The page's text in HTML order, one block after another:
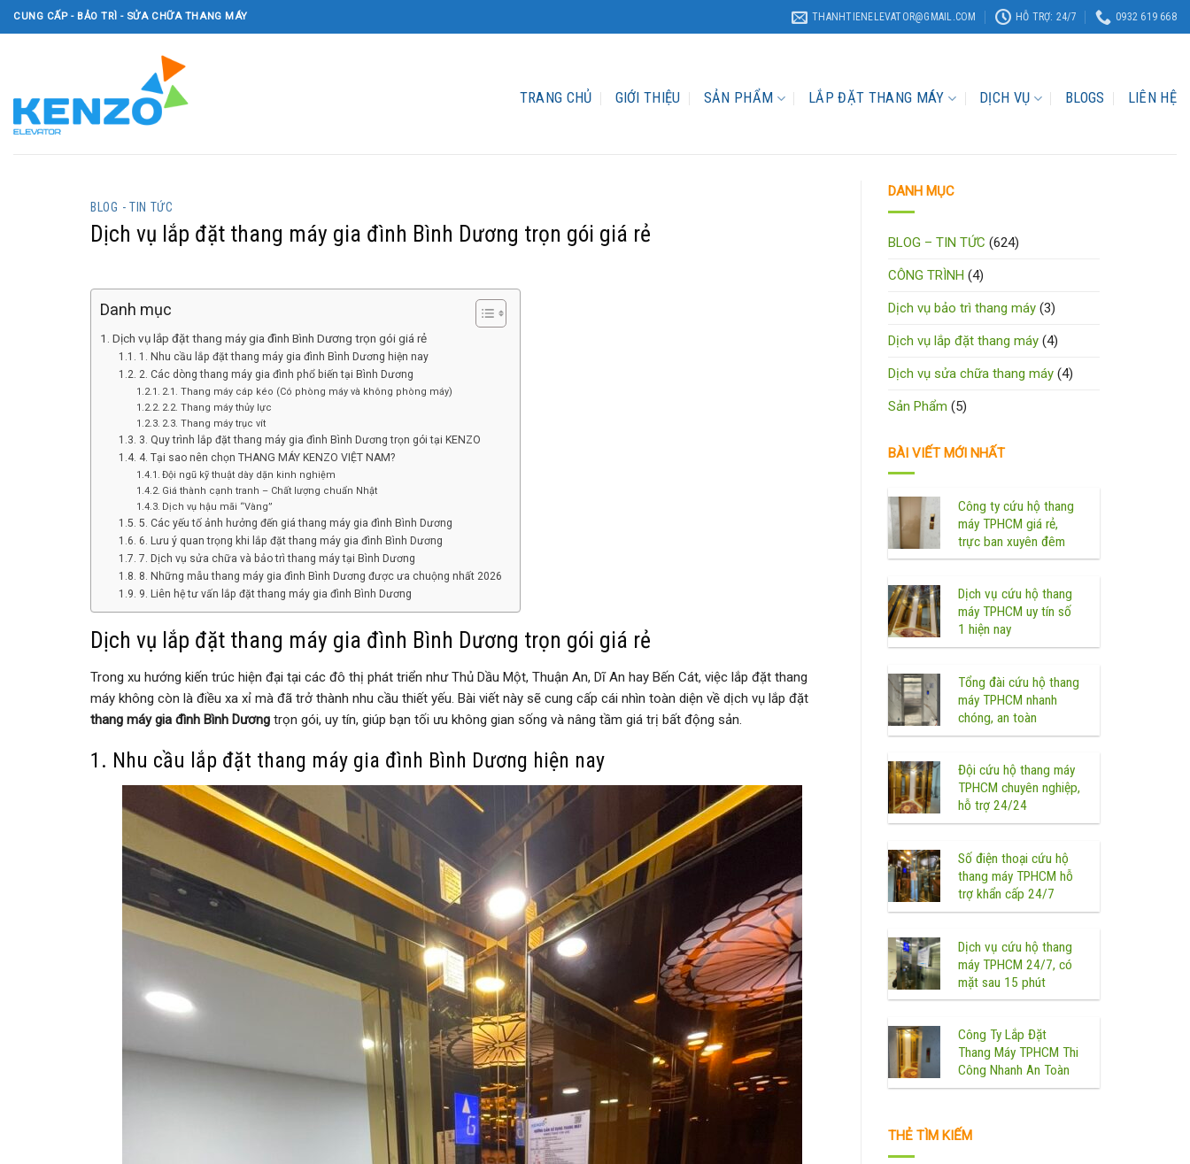
Skip
to
CUNG CẤP - BẢO TRÌ - SỬA CHỮA THANG MÁY THANHTIENELEVATOR@GMAIL.COM HỖ TRỢ: 24/7 0932 619 668
TRANG CHỦ GIỚI THIỆU SẢN PHẨM LẮP ĐẶT THANG MÁY DỊCH VỤ BLOGS LIÊN HỆ
BLOG - TIN TỨC
Dịch vụ lắp đặt thang máy gia đình Bình Dương trọn gói giá rẻ
Danh mục
Dịch vụ lắp đặt thang máy gia đình Bình Dương trọn gói giá rẻ
1. Nhu cầu lắp đặt thang máy gia đình Bình Dương hiện nay
2. Các dòng thang máy gia đình phổ biến tại Bình Dương
2.1. Thang máy cáp kéo (Có phòng máy và không phòng máy)
2.2. Thang máy thủy lực
2.3. Thang máy trục vít
3. Quy trình lắp đặt thang máy gia đình Bình Dương trọn gói tại KENZO
4. Tại sao nên chọn THANG MÁY KENZO VIỆT NAM?
Đội ngũ kỹ thuật dày dặn kinh nghiệm
Giá thành cạnh tranh – Chất lượng chuẩn Nhật
Dịch vụ hậu mãi “Vàng”
5. Các yếu tố ảnh hưởng đến giá thang máy gia đình Bình Dương
6. Lưu ý quan trọng khi lắp đặt thang máy gia đình Bình Dương
7. Dịch vụ sửa chữa và bảo trì thang máy tại Bình Dương
8. Những mẫu thang máy gia đình Bình Dương được ưa chuộng nhất 2026
9. Liên hệ tư vấn lắp đặt thang máy gia đình Bình Dương
Dịch vụ lắp đặt thang máy gia đình Bình Dương trọn gói giá rẻ
Trong xu hướng kiến trúc hiện đại tại các đô thị phát triển như Thủ Dầu Một, Thuận An, Dĩ An hay Bến Cát, việc lắp đặt thang
máy không còn là điều xa xỉ mà đã trở thành nhu cầu thiết yếu. Bài viết này sẽ cung cấp cái nhìn toàn diện về dịch vụ lắp đặt
thang máy gia đình Bình Dương trọn gói, uy tín, giúp bạn tối ưu không gian sống và nâng tầm giá trị bất động sản.
1. Nhu cầu lắp đặt thang máy gia đình Bình Dương hiện nay
DANH MỤC
BLOG – TIN TỨC (624)
CÔNG TRÌNH (4)
Dịch vụ bảo trì thang máy (3)
Dịch vụ lắp đặt thang máy (4)
Dịch vụ sửa chữa thang máy (4)
Sản Phẩm (5)
BÀI VIẾT MỚI NHẤT
Công ty cứu hộ thang
máy TPHCM giá rẻ,
trực ban xuyên đêm
Dịch vụ cứu hộ thang
máy TPHCM uy tín số
1 hiện nay
Tổng đài cứu hộ thang
máy TPHCM nhanh
chóng, an toàn
Đội cứu hộ thang máy
TPHCM chuyên nghiệp,
hỗ trợ 24/24
Số điện thoại cứu hộ
thang máy TPHCM hỗ
trợ khẩn cấp 24/7
Dịch vụ cứu hộ thang
máy TPHCM 24/7, có
mặt sau 15 phút
Công Ty Lắp Đặt
Thang Máy TPHCM Thi
Công Nhanh An Toàn
THẺ TÌM KIẾM